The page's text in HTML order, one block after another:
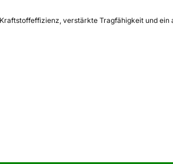
verstärkte Tragfähigkeit und